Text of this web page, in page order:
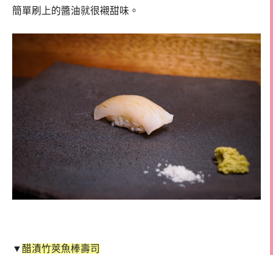
簡單刷上的醬油就很襯甜味。
▼ 醋漬竹莢魚棒壽司